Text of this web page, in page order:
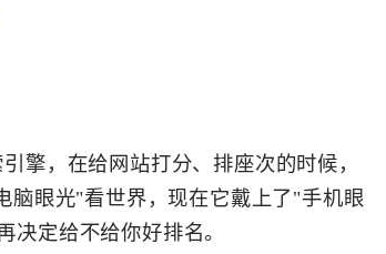
擎，在给网站打分、排座次的时候，
脑眼光"看世界，现在它戴上了"手机眼
定给不给你好排名。